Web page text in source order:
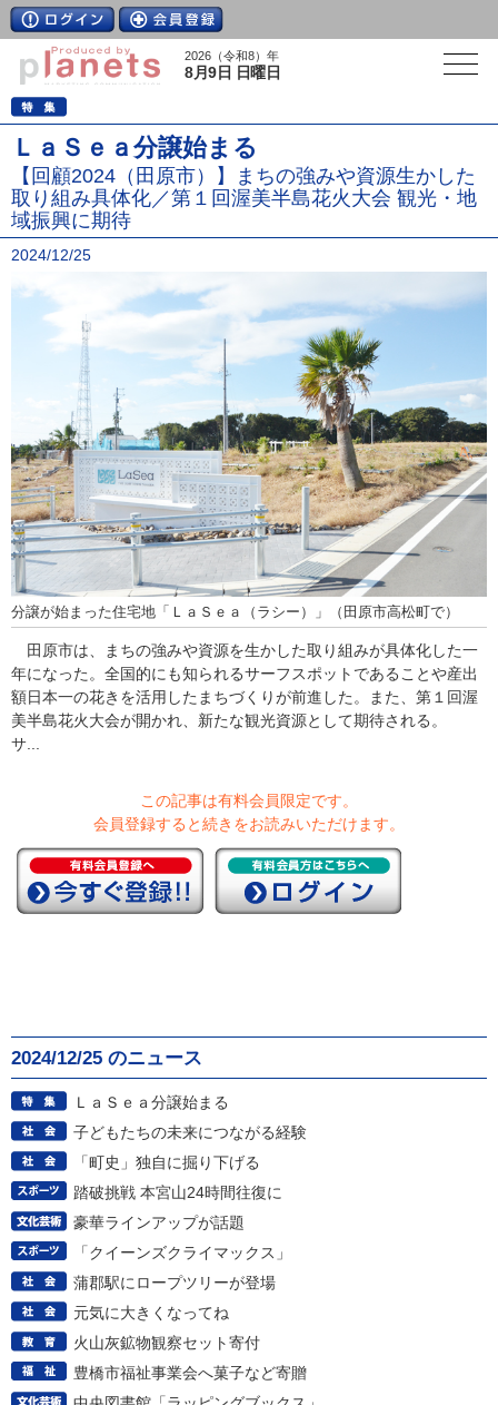
2026（令和8）年
8月9日 日曜日
ＬａＳｅａ分譲始まる
【回顧2024（田原市）】まちの強みや資源生かした
取り組み具体化／第１回渥美半島花火大会 観光・地
域振興に期待
2024/12/25
分譲が始まった住宅地「ＬａＳｅａ（ラシー）」（田原市高松町で）
田原市は、まちの強みや資源を生かした取り組みが具体化した一
年になった。全国的にも知られるサーフスポットであることや産出
額日本一の花きを活用したまちづくりが前進した。また、第１回渥
美半島花火大会が開かれ、新たな観光資源として期待される。
サ...
この記事は有料会員限定です。
会員登録すると続きをお読みいただけます。
2024/12/25 のニュース
ＬａＳｅａ分譲始まる
子どもたちの未来につながる経験
「町史」独自に掘り下げる
踏破挑戦 本宮山24時間往復に
豪華ラインアップが話題
「クイーンズクライマックス」
蒲郡駅にロープツリーが登場
元気に大きくなってね
火山灰鉱物観察セット寄付
豊橋市福祉事業会へ菓子など寄贈